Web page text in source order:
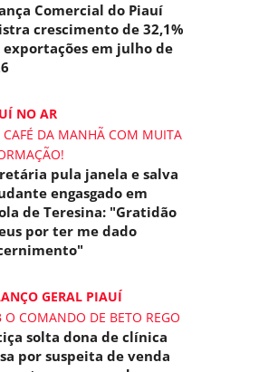
Comercial do Piauí
crescimento de 32,1%
exportações em julho de
NO AR
CAFÉ DA MANHÃ COM MUITA
pula janela e salva
engasgado em
de Teresina: "Gratidão
por ter me dado
GERAL PIAUÍ
O COMANDO DE BETO REGO
solta dona de clínica
por suspeita de venda